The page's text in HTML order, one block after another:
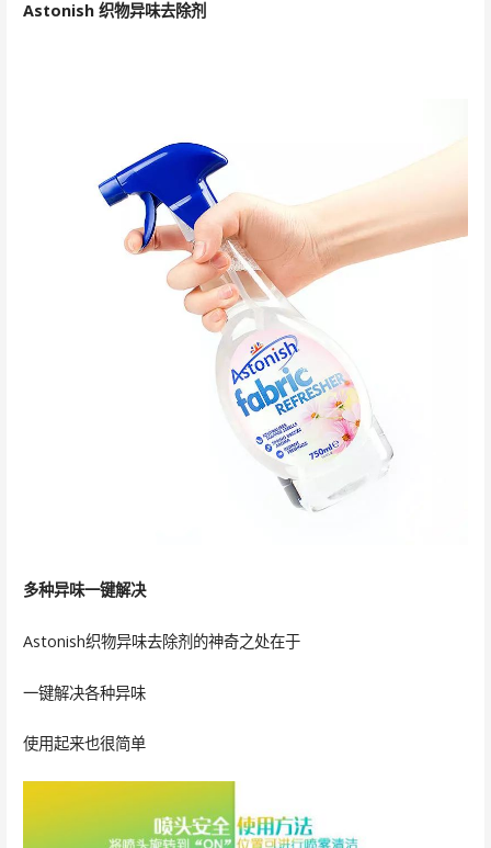
Astonish 织物异味去除剂
多种异味一键解决
Astonish织物异味去除剂的神奇之处在于
一键解决各种异味
使用起来也很简单